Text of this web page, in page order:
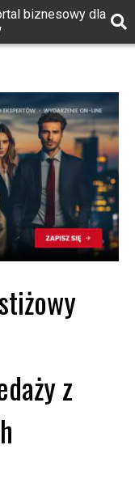
biznesowy dla
z